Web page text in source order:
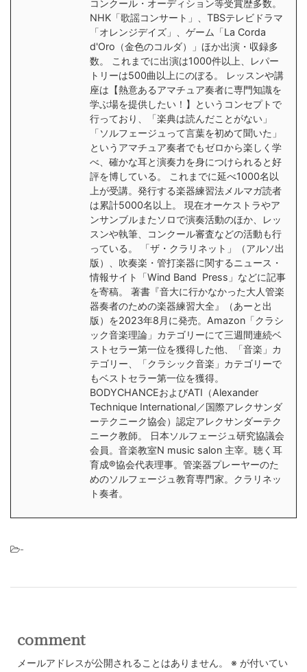
コンクール・オーディション等受賞歴多数。
NHK「歌謡コンサート」、TBSテレビドラマ
「オレンジデイズ」、ゲーム「La Corda
d'Oro（金色のコルダ）」ほか出演・収録多
数。 これまでに出演は1000件以上、レパー
トリーは500曲以上にのぼる。 レッスンや講
座は【熱意あるアマチュア奏者に専門知識を
学ぶ場を提供したい！】というコンセプトで
行っており、「楽典は読んだことがない」
「ソルフェージュって言葉を初めて聞いた」
というアマチュア奏者でもゼロから楽しく学
べ、確かな耳と演奏力を身につけられると好
評を博している。 これまでに延べ1000名以
上が受講。発行する楽器練習法メルマガ読者
は累計5000名以上。 現在オーケストラやア
ンサンブルまたソロで演奏活動のほか、レッ
スンや執筆、コンクール審査などの活動も行
っている。 「ザ・クラリネット」（アルソ出
版）、吹奏楽・管打楽器に関するニュース・
情報サイト「Wind Band Press」などに記事
を寄稿。 著書『音大に行かなかった大人管楽
器奏者のための楽器練習大全』（あーと出
版）を2023年8月に発売。Amazon「クラシ
ック音楽理論」カテゴリーにて三週間連続ベ
ストセラー第一位を獲得した他、「音楽」カ
テゴリー、「クラシック音楽」カテゴリーで
もベストセラー第一位を獲得。
BODYCHANCEおよびATI（Alexander
Technique International／国際アレクサンダ
ーテクニーク協会）認定アレクサンダーテク
ニーク教師。 日本ソルフェージュ研究協議会
会員。音楽教室N music salon 主宰。聴く耳
育成®︎協会代表理事。管楽器プレーヤーのた
めのソルフェージュ教育専門家。クラリネッ
ト奏者。
-
comment
メールアドレスが公開されることはありません。 ※ が付いてい